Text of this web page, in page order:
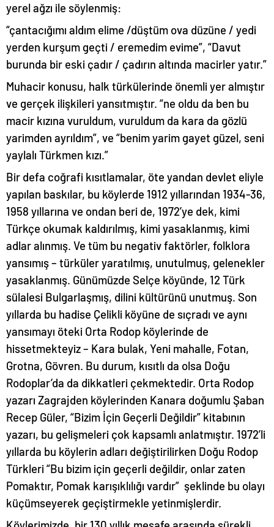
yerel ağzı ile söylenmiş:
“çantacığımı aldım elime /düştüm ova düzüne / yedi
yerden kurşum geçti / eremedim evime”, “Davut
burunda bir eski çadır / çadırın altında macirler yatır.”
Muhacir konusu, halk türkülerinde önemli yer almıştır
ve gerçek ilişkileri yansıtmıştır. “ne oldu da ben bu
macir kızına vuruldum, vuruldum da kara da gözlü
yarimden ayrıldım”, ve “benim yarim gayet güzel, seni
yaylalı Türkmen kızı.”
Bir defa coğrafi kısıtlamalar, öte yandan devlet eliyle
yapılan baskılar, bu köylerde 1912 yıllarından 1934-36,
1958 yıllarına ve ondan beri de, 1972’ye dek, kimi
Türkçe okumak kaldırılmış, kimi yasaklanmış, kimi
adlar alınmış. Ve tüm bu negativ faktörler, folklora
yansımış – türküler yaratılmış, unutulmuş, gelenekler
yasaklanmış. Günümüzde Selçe köyünde, 12 Türk
sülalesi Bulgarlaşmış, dilini kültürünü unutmuş. Son
yıllarda bu hadise Çelikli köyüne de sıçradı ve aynı
yansımayı öteki Orta Rodop köylerinde de
hissetmekteyiz – Kara bulak, Yeni mahalle, Fotan,
Grotna, Gövren. Bu durum, kısıtlı da olsa Doğu
Rodoplar’da da dikkatleri çekmektedir. Orta Rodop
yazarı Zagrajden köylerinden Kanara doğumlu Şaban
Recep Güler, “Bizim İçin Geçerli Değildir” kitabının
yazarı, bu gelişmeleri çok kapsamlı anlatmıştır. 1972’li
yıllarda bu köylerin adları değiştirilirken Doğu Rodop
Türkleri “Bu bizim için geçerli değildir, onlar zaten
Pomaktır, Pomak karışıklılığı vardır” şeklinde bu olayı
küçümseyerek geçiştirmekle yetinmişlerdir.